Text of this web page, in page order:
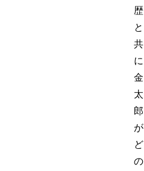
歴
と
共
に
金
太
郎
が
ど
の